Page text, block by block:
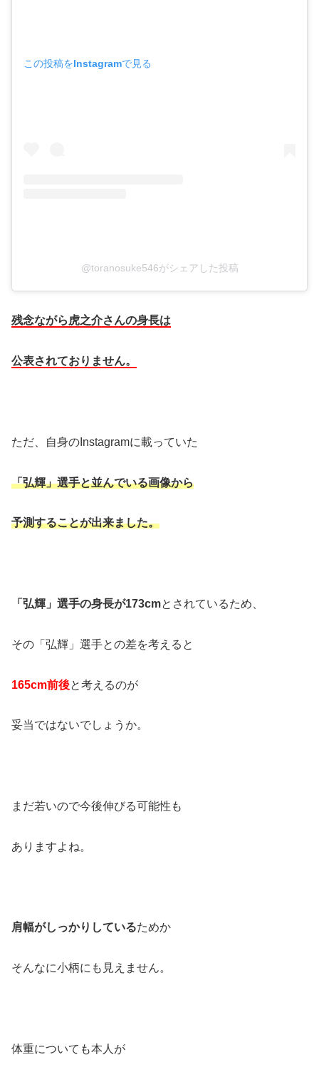
この投稿をInstagramで見る
@toranosuke546がシェアした投稿
残念ながら虎之介さんの身長は
公表されておりません。
ただ、自身のInstagramに載っていた
「弘輝」選手と並んでいる画像から
予測することが出来ました。
「弘輝」選手の身長が173cmとされているため、
その「弘輝」選手との差を考えると
165cm前後と考えるのが
妥当ではないでしょうか。
まだ若いので今後伸びる可能性も
ありますよね。
肩幅がしっかりしているためか
そんなに小柄にも見えません。
体重についても本人が